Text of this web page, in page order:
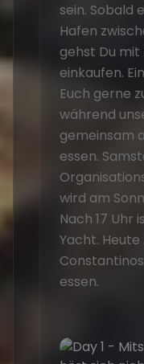
sein. Sobald
Hafen
gehst Du
einkaufen.
Euch gerne
während
gemeinsam
essen.
wird am
Nach 17 Uhr
Yacht.
essen.